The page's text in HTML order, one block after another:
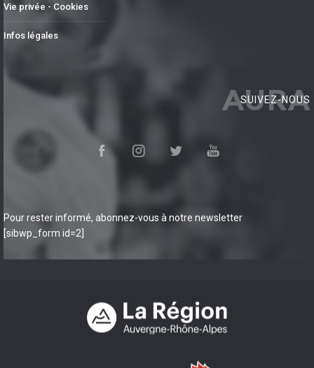
Vie privée - Cookies
Infos légales
AURA
SUIVEZ-NOUS
Pour rester informé, abonnez-vous à notre newsletter
[sibwp_form id=2]